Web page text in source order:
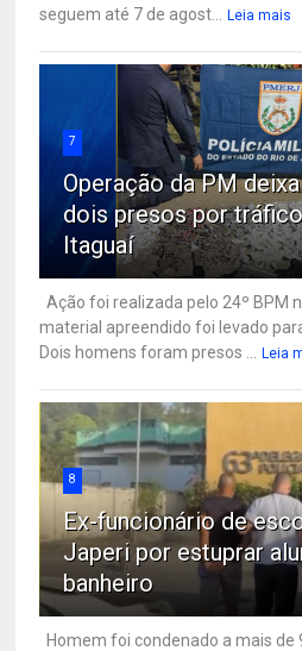
seguem até 7 de agost...
Leia mais
7
Operação da PM
dois presos por
Itaguaí
Ação foi realizada pelo 24º BPM
material apreendido foi levado
Dois homens foram presos ...
Leia
8
Ex-funcionário de
Japeri por estuprar
banheiro
Homem foi condenado a mais de